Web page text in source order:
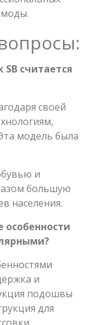
считается
своей
модель была
и
большую
населения.
особенности
и
подошвы
для